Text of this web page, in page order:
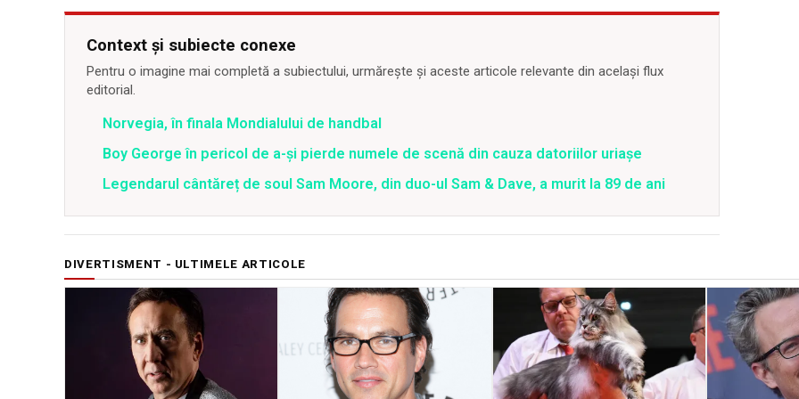
Context și subiecte conexe
Pentru o imagine mai completă a subiectului, urmărește și aceste articole relevante din același flux
editorial.
Norvegia, în finala Mondialului de handbal
Boy George în pericol de a-și pierde numele de scenă din cauza datoriilor uriașe
Legendarul cântăreț de soul Sam Moore, din duo-ul Sam & Dave, a murit la 89 de ani
DIVERTISMENT - ULTIMELE ARTICOLE